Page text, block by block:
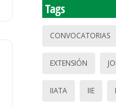
Tags
CONVOCATORIAS
EXTENSIÓN
IIATA IIE